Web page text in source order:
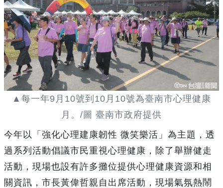
▲每一年9月10號到10月10號為臺南市心理健康
月。/圖 臺南市政府提供
今年以「強化心理建康韌性 微笑樂活」為主題，透
過系列活動倡議市民重視心理健康，除了舉辦健走
活動，現場也設有許多攤位提供心理健康資源和相
關資訊，市長黃偉哲親自出席活動，現場氣氛熱鬧